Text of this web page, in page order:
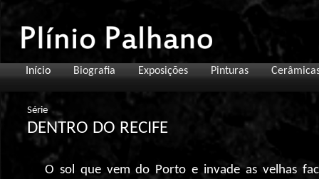
Início Biografia Exposições Pinturas
Série
DENTRO DO RECIFE
O sol que vem do Porto e invade as velhas